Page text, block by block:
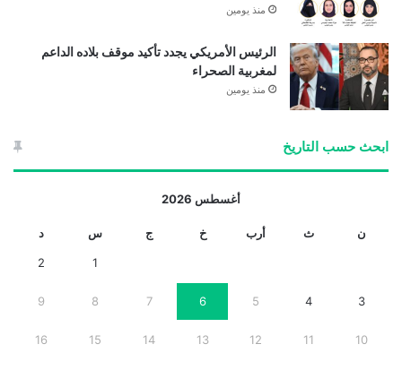
منذ يومين
الرئيس الأمريكي يجدد تأكيد موقف بلاده الداعم
لمغربية الصحراء
منذ يومين
ابحث حسب التاريخ
أغسطس 2026
ن ث أرب خ ج س د
1
2
3
4
5
6
7
8
9
10
11
12
13
14
15
16